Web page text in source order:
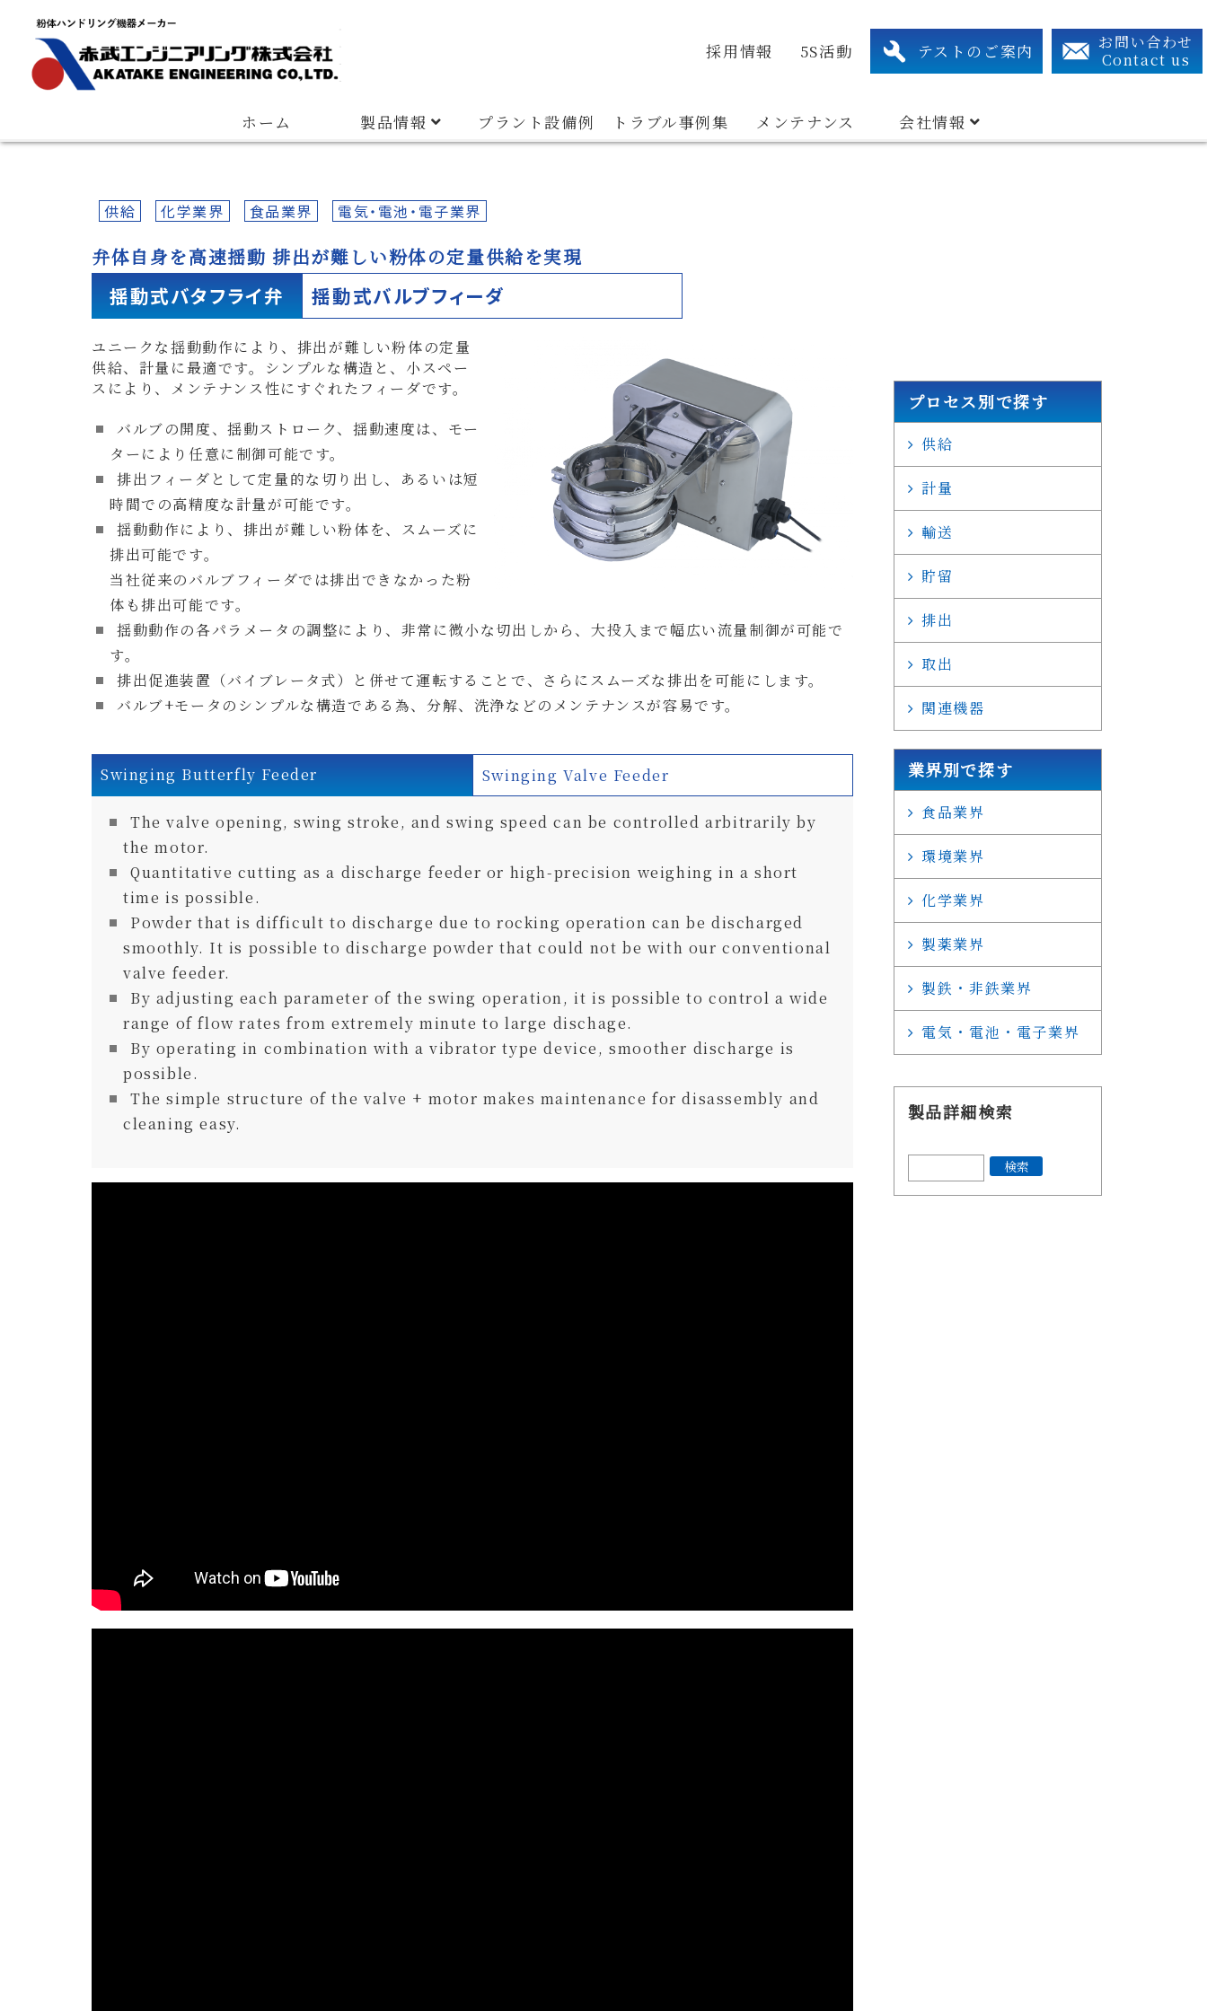
採用情報 5S活動 テストのご案内
お問い合わせ
Contact us
ホーム 製品情報 プラント設備例 トラブル事例集 メンテナンス 会社情報
会長ご挨拶 会社概要
供給 化学業界 食品業界 電気・電池・電子業界
弁体自身を高速揺動 排出が難しい粉体の定量供給を実現
揺動式バタフライ弁 揺動式バルブフィーダ
ユニークな揺動動作により、排出が難しい粉体の定量
供給、計量に最適です。シンプルな構造と、小スペー
スにより、メンテナンス性にすぐれたフィーダです。
バルブの開度、揺動ストローク、揺動速度は、モー
ターにより任意に制御可能です。
排出フィーダとして定量的な切り出し、あるいは短
時間での高精度な計量が可能です。
揺動動作により、排出が難しい粉体を、スムーズに
排出可能です。
当社従来のバルブフィーダでは排出できなかった粉
体も排出可能です。
揺動動作の各パラメータの調整により、非常に微小な切出しから、大投入まで幅広い流量制御が可能で
す。
排出促進装置（バイブレータ式）と併せて運転することで、さらにスムーズな排出を可能にします。
バルブ+モータのシンプルな構造である為、分解、洗浄などのメンテナンスが容易です。
Swinging Butterfly Feeder Swinging Valve Feeder
The valve opening, swing stroke, and swing speed can be controlled arbitrarily by
the motor.
Quantitative cutting as a discharge feeder or high-precision weighing in a short
time is possible.
Powder that is difficult to discharge due to rocking operation can be discharged
smoothly. It is possible to discharge powder that could not be with our conventional
valve feeder.
By adjusting each parameter of the swing operation, it is possible to control a wide
range of flow rates from extremely minute to large dischage.
By operating in combination with a vibrator type device, smoother discharge is
possible.
The simple structure of the valve + motor makes maintenance for disassembly and
cleaning easy.
プロセス別で探す
供給
計量
輸送
貯留
排出
取出
関連機器
業界別で探す
食品業界
環境業界
化学業界
製薬業界
製鉄・非鉄業界
電気・電池・電子業界
製品詳細検索